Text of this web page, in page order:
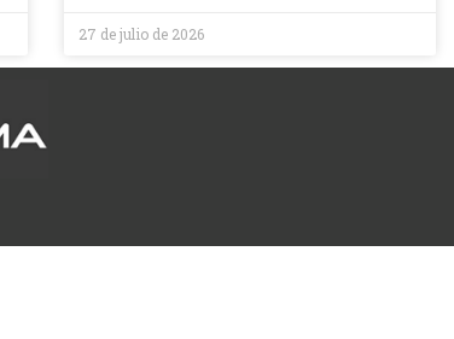
27 de julio de 2026